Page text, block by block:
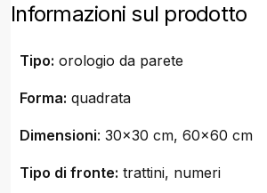
Informazioni sul prodotto
Tipo: orologio da parete
Forma: quadrata
Dimensioni: 30x30 cm, 60x60 cm
Tipo di fronte: trattini, numeri